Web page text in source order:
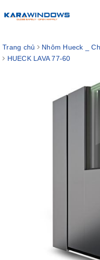
Trang chủ
Nhôm Hueck _
HUECK LAVA 77-60